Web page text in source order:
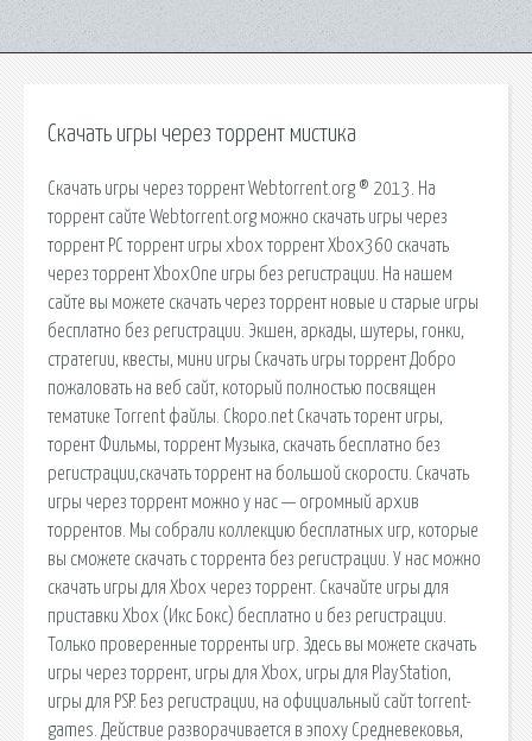
Скачать игры через торрент мистика
Скачать игры через торрент Webtorrent.org ® 2013. На
торрент сайте Webtorrent.org можно скачать игры через
торрент PC торрент игры xbox торрент Xbox360 скачать
через торрент XboxOne игры без регистрации. На нашем
сайте вы можете скачать через торрент новые и старые игры
бесплатно без регистрации. Экшен, аркады, шутеры, гонки,
стратегии, квесты, мини игры Скачать игры торрент Добро
пожаловать на веб сайт, который полностью посвящен
тематике Torrent файлы. Ckopo.net Скачать торент игры,
торент Фильмы, торрент Музыка, скачать бесплатно без
регистрации,скачать торрент на большой скорости. Скачать
игры через торрент можно у нас — огромный архив
торрентов. Мы собрали коллекцию бесплатных игр, которые
вы сможете скачать с торрента без регистрации. У нас можно
скачать игры для Xbox через торрент. Скачайте игры для
приставки Xbox (Икс Бокс) бесплатно и без регистрации.
Только проверенные торренты игр. Здесь вы можете скачать
игры через торрент, игры для Xbox, игры для PlayStation,
игры для PSP. Без регистрации, на официальный сайт torrent-
games. Действие разворачивается в эпоху Средневековья,